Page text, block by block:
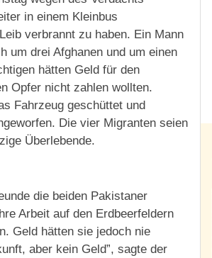
in einem Kleinbus
verbrannt zu haben. Ein Mann
um drei Afghanen und um einen
hätten Geld für den
Opfer nicht zahlen wollten.
Fahrzeug geschüttet und
Die vier Migranten seien
Überlebende.
die beiden Pakistaner
Arbeit auf den Erdbeerfeldern
Geld hätten sie jedoch nie
aber kein Geld”, sagte der